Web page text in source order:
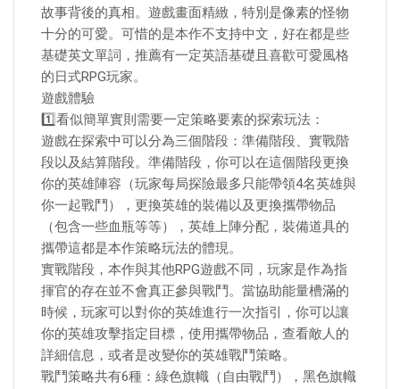
故事背後的真相。遊戲畫面精緻，特別是像素的怪物
十分的可愛。可惜的是本作不支持中文，好在都是些
基礎英文單詞，推薦有一定英語基礎且喜歡可愛風格
的日式RPG玩家。
遊戲體驗
1️⃣看似簡單實則需要一定策略要素的探索玩法：
遊戲在探索中可以分為三個階段：準備階段、實戰階
段以及結算階段。準備階段，你可以在這個階段更換
你的英雄陣容（玩家每局探險最多只能帶領4名英雄與
你一起戰鬥），更換英雄的裝備以及更換攜帶物品
（包含一些血瓶等等），英雄上陣分配，裝備道具的
攜帶這都是本作策略玩法的體現。
實戰階段，本作與其他RPG遊戲不同，玩家是作為指
揮官的存在並不會真正參與戰鬥。當協助能量槽滿的
時候，玩家可以對你的英雄進行一次指引，你可以讓
你的英雄攻擊指定目標，使用攜帶物品，查看敵人的
詳細信息，或者是改變你的英雄戰鬥策略。
戰鬥策略共有6種：綠色旗幟（自由戰鬥），黑色旗幟